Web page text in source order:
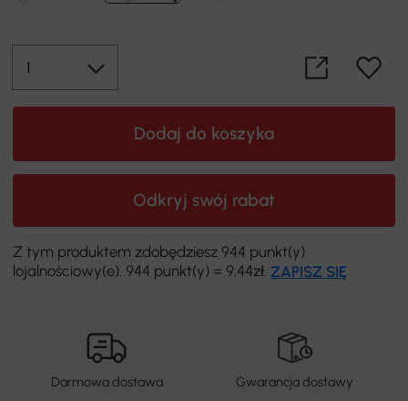
Dodaj do koszyka
Odkryj swój rabat
Z tym produktem zdobędziesz 944 punkt(y)
lojalnościowy(e). 944 punkt(y) = 9,44zł.ZAPISZ SIĘ
Darmowa dostawa Gwarancja dostawy